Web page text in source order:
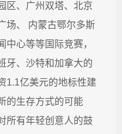
区、广州双塔、北京
场、 内蒙古鄂尔多斯
心等等国际竞赛，
牙、沙特和加拿大的
1.1亿美元的地标性建
的生存方式的可能
所有年轻创意人的鼓